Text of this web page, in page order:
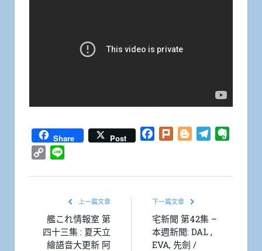
Share Post Facebook
Plurk BloggerTelegram
Copy
上一篇文章
艦これ情報室 第
四十三集 : 夏天立
繪語音大更新 阿
下一篇文章
宅新聞 第42集 –
本週新聞: DAL ,
EVA, 先劍 /